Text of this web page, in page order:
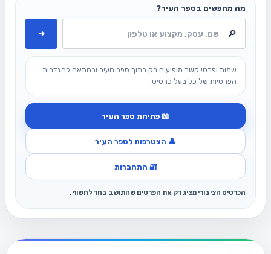
מה מחפשים בספר העיר?
➜
שמות ופרטי קשר מופיעים רק בתוך ספר העיר ובהתאם להגדרות
הפרטיות של כל בעל כרטיס.
📖 פתיחת ספר העיר
👤 הצטרפות לספר העיר
🔐 התחברות
הכרטיס הציבורי מציג רק את הפרטים שהתושב בחר לחשוף.